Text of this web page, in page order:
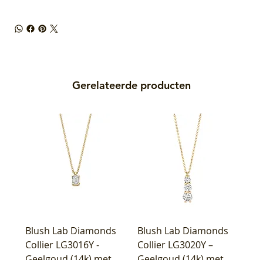
Gerelateerde producten
Blush Lab Diamonds
Collier LG3016Y -
Blush Lab Diamonds
Collier LG3020Y –